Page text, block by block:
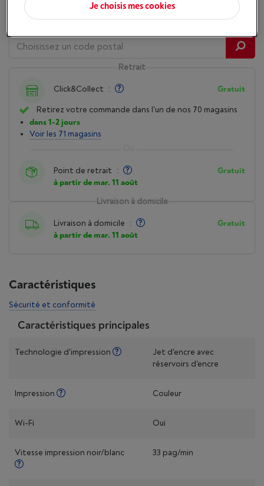
Disponibilité
Livraison à domicile
Livraison à domicile :
à partir de mar. 11 août
Gratuit
Retrait
Click&Collect : Gratuit
Retirez votre commande dans l'un de nos 70 magasins
dans 1-2 jours
Voir les 71 magasins
Point de retrait :
à partir de mar. 11 août
Gratuit
Caractéristiques
Sécurité et conformité
Caractéristiques principales
Technologie d'impression
Jet d'encre avec
réservoirs d'encre
Impression Couleur
Wi-Fi Oui
Vitesse impression noir/blanc 33 pag/min
Je choisis mes cookies